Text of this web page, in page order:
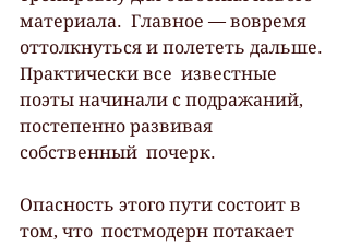
материала.  Главное — вовремя
оттолкнуться и полететь дальше.
Практически все  известные
поэты начинали с подражаний,
постепенно развивая
собственный  почерк.
Опасность этого пути состоит в
том, что  постмодерн потакает